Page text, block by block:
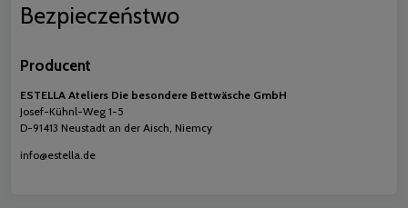
Bezpieczeństwo
Producent
ESTELLA Ateliers Die besondere Bettwäsche GmbH
Josef-Kühnl-Weg 1-5
D-91413 Neustadt an der Aisch, Niemcy
info@estella.de